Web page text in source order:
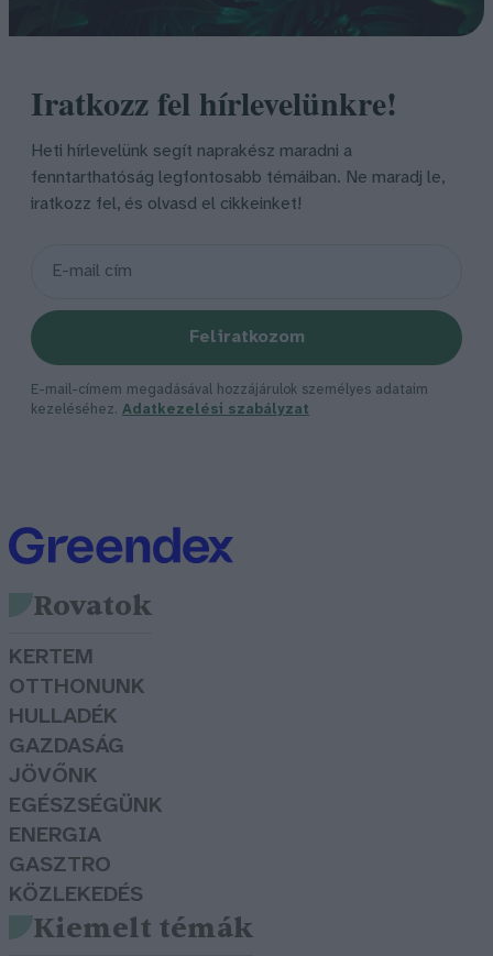
Iratkozz fel hírlevelünkre!
Heti hírlevelünk segít naprakész maradni a
fenntarthatóság legfontosabb témáiban. Ne maradj le,
iratkozz fel, és olvasd el cikkeinket!
Feliratkozom
E-mail-címem megadásával hozzájárulok személyes adataim
kezeléséhez. Adatkezelési szabályzat
Rovatok
KERTEM
OTTHONUNK
HULLADÉK
GAZDASÁG
JÖVŐNK
EGÉSZSÉGÜNK
ENERGIA
GASZTRO
KÖZLEKEDÉS
Kiemelt témák